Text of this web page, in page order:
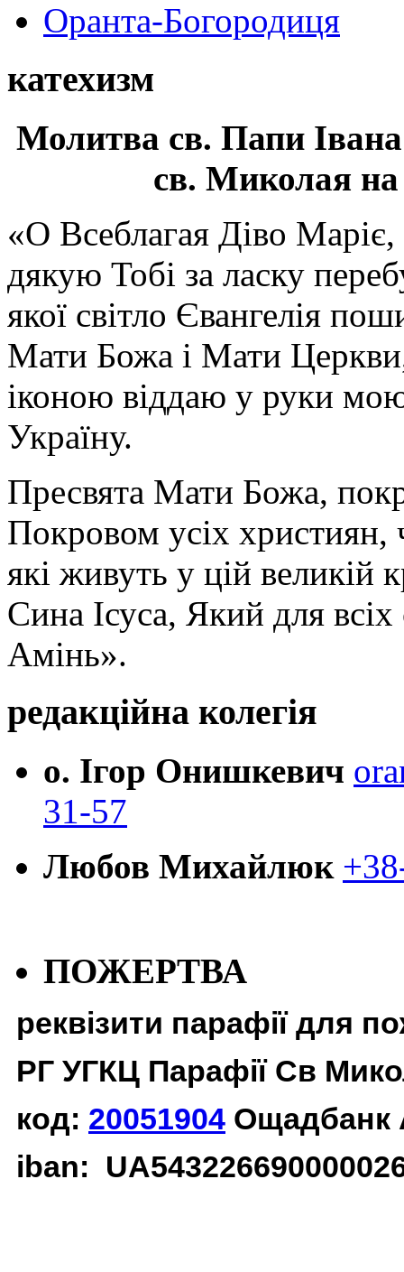
Оранта-Богородиця
катехизм
Молитва св. Папи
св. Миколая на
«О Всеблагая Діво
дякую Тобі за ласку
якої світло Євангелія
Мати Божа і Мати
іконою віддаю у руки
Україну.
Пресвята Мати Божа,
Покровом усіх християн,
які живуть у цій великій
Сина Ісуса, Який для
Амінь».
редакційна колегія
о. Ігор Онишкевич
31-57
Любов Михайлюк
ПОЖЕРТВА
реквізити парафії для
РГ УГКЦ Парафії Св
код: 20051904 Ощадбанк
iban: